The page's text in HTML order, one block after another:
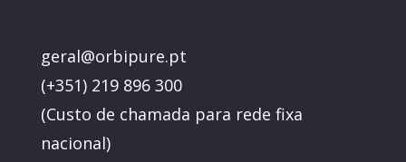
geral@orbipure.pt
(+351) 219 896 300
(Custo de chamada para rede fixa
nacional)